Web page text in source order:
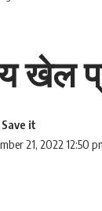
खेल
21, 2022 12:50